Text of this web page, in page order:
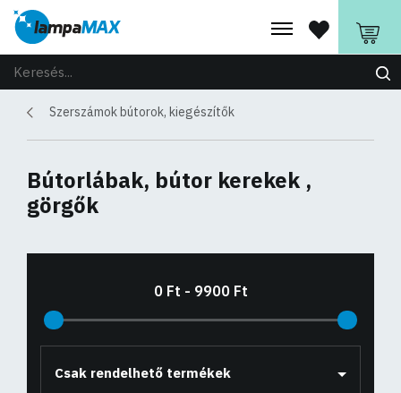
Szerszámok bútorok, kiegészítők
Bútorlábak, bútor kerekek ,
görgők
Csak rendelhető termékek